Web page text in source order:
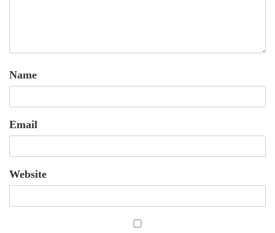
Name
Email
Website